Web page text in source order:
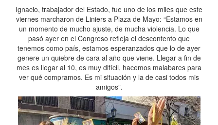
Ignacio, trabajador del Estado, fue uno de los miles que este
viernes marcharon de Liniers a Plaza de Mayo: “Estamos en
un momento de mucho ajuste, de mucha violencia. Lo que
pasó ayer en el Congreso refleja el descontento que
tenemos como país, estamos esperanzados que lo de ayer
genere un quiebre de cara al año que viene. Llegar a fin de
mes es llegar al 10, es muy difícil, hacemos malabares para
ver qué compramos. Es mi situación y la de casi todos mis
amigos”.